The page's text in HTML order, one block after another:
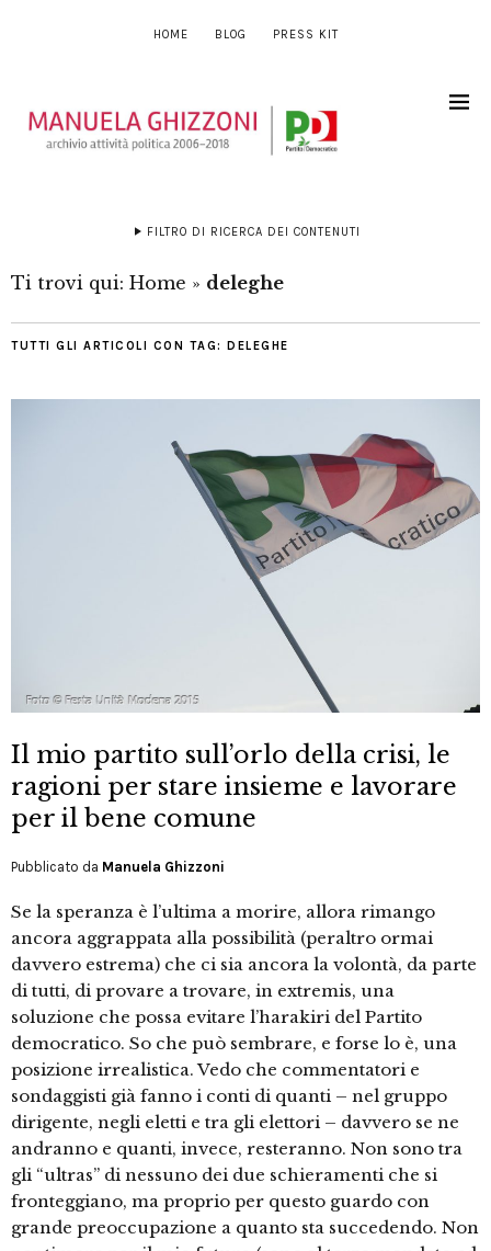
HOME BLOG PRESS KIT
FILTRO DI RICERCA DEI CONTENUTI
Ti trovi qui: Home » deleghe
TUTTI GLI ARTICOLI CON TAG: DELEGHE
Il mio partito sull’orlo della crisi, le
ragioni per stare insieme e lavorare
per il bene comune
Pubblicato da Manuela Ghizzoni
Se la speranza è l’ultima a morire, allora rimango
ancora aggrappata alla possibilità (peraltro ormai
davvero estrema) che ci sia ancora la volontà, da parte
di tutti, di provare a trovare, in extremis, una
soluzione che possa evitare l’harakiri del Partito
democratico. So che può sembrare, e forse lo è, una
posizione irrealistica. Vedo che commentatori e
sondaggisti già fanno i conti di quanti – nel gruppo
dirigente, negli eletti e tra gli elettori – davvero se ne
andranno e quanti, invece, resteranno. Non sono tra
gli “ultras” di nessuno dei due schieramenti che si
fronteggiano, ma proprio per questo guardo con
grande preoccupazione a quanto sta succedendo. Non